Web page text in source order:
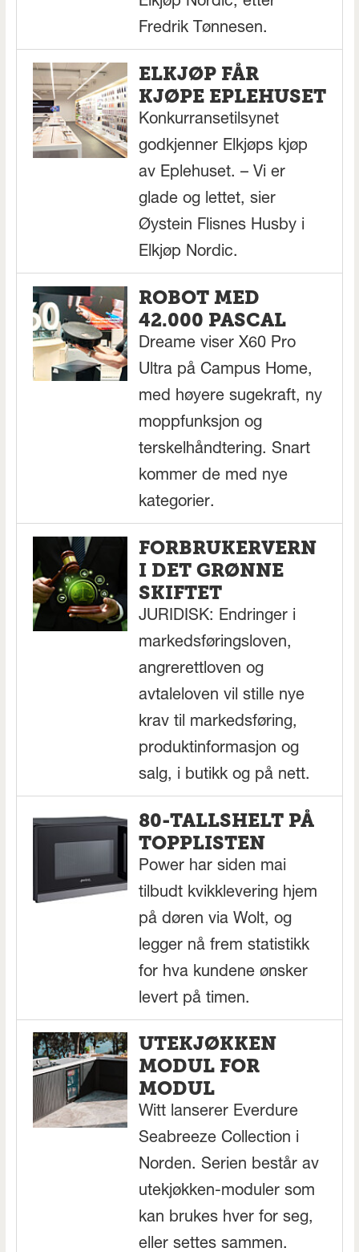
Fredrik Tønnesen.
ELKJØP FÅR
KJØPE EPLEHUSET
Konkurransetilsynet
godkjenner Elkjøps kjøp
av Eplehuset. – Vi er
glade og lettet, sier
Øystein Flisnes Husby i
Elkjøp Nordic.
ROBOT MED
42.000 PASCAL
Dreame viser X60 Pro
Ultra på Campus Home,
med høyere sugekraft, ny
moppfunksjon og
terskelhåndtering. Snart
kommer de med nye
kategorier.
FORBRUKERVERN
I DET GRØNNE
SKIFTET
JURIDISK: Endringer i
markedsføringsloven,
angrerettloven og
avtaleloven vil stille nye
krav til markedsføring,
produktinformasjon og
salg, i butikk og på nett.
80-TALLSHELT PÅ
TOPPLISTEN
Power har siden mai
tilbudt kvikklevering hjem
på døren via Wolt, og
legger nå frem statistikk
for hva kundene ønsker
levert på timen.
UTEKJØKKEN
MODUL FOR
MODUL
Witt lanserer Everdure
Seabreeze Collection i
Norden. Serien består av
utekjøkken-moduler som
kan brukes hver for seg,
eller settes sammen.